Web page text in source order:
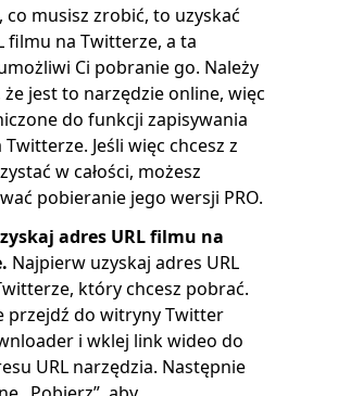
co musisz zrobić, to uzyskać
filmu na Twitterze, a ta
Ci pobranie go. Należy
że jest to narzędzie online, więc
do funkcji zapisywania
Jeśli więc chcesz z
w całości, możesz
pobieranie jego wersji PRO.
adres URL filmu na
Najpierw uzyskaj adres URL
który chcesz pobrać.
przejdź do witryny Twitter
i wklej link wideo do
URL narzędzia. Następnie